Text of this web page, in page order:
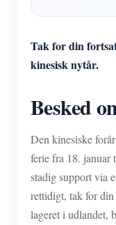
Home
Produkt
Dokument
FAQ
Nyheder
Blogs
Udvikler
Kontakt
Tak for din
kinesisk nytår.
Besked
Den kinesiske
ferie fra 18. januar
stadig support via
rettidigt, tak for din
lageret i udlandet,